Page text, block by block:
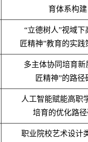
育体系构建
“立德树人”视域下
匠精神”教育的实践
多主体协同培育新
匠精神”的路径
人工智能赋能高职
培育的优化路
职业院校艺术设计